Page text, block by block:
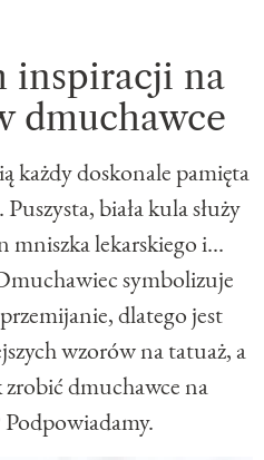
inspiracji na
dmuchawce
każdy doskonale pamięta
biała kula służy
mniszka lekarskiego i...
symbolizuje
dlatego jest
wzorów na tatuaż, a
zrobić dmuchawce na